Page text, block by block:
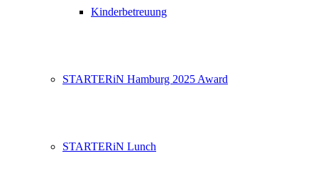
Kinderbetreuung
STARTERiN Hamburg 2025 Award
STARTERiN Lunch